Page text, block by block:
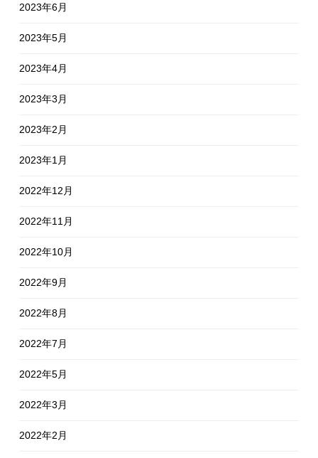
2023年6月
2023年5月
2023年4月
2023年3月
2023年2月
2023年1月
2022年12月
2022年11月
2022年10月
2022年9月
2022年8月
2022年7月
2022年5月
2022年3月
2022年2月